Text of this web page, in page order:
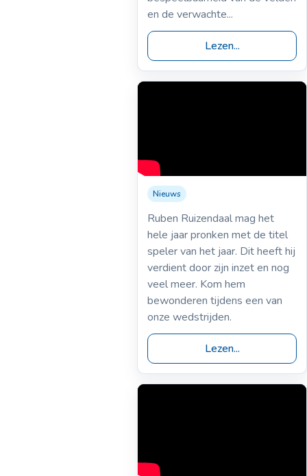
en de verwachte...
Lezen...
Nieuws
Ruben Ruizendaal mag het
hele jaar pronken met de titel
speler van het jaar. Dit heeft hij
verdient door zijn inzet en nog
veel meer. Kom hem
bewonderen tijdens een van
onze wedstrijden.
Lezen...